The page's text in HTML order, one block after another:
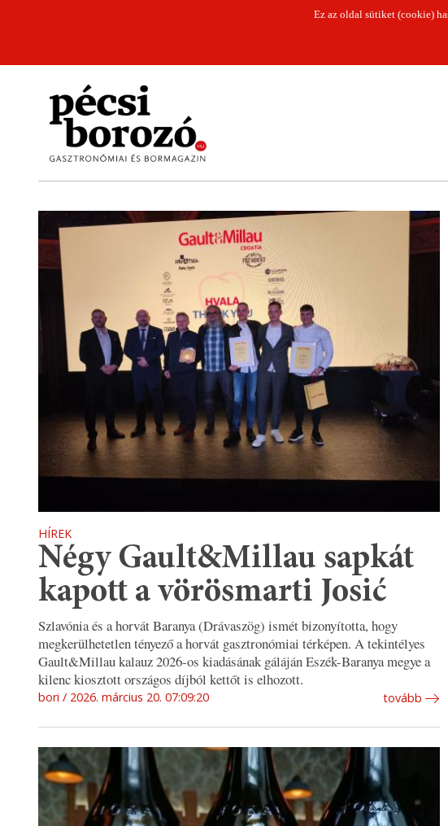
Ez az oldal sütiket (cookie)
HÍREK
Négy Gault&Millau sapkát
kapott a vörösmarti Josić
Szlavónia és a horvát Baranya (Drávaszög) ismét bizonyította, hogy
megkerülhetetlen tényező a horvát gasztronómiai térképen. A tekintélyes
Gault&Millau kalauz 2026-os kiadásának gáláján Eszék-Baranya megye a
kilenc kiosztott országos díjból kettőt is elhozott.
bori 2026. március 20. 07:09:20 tovább